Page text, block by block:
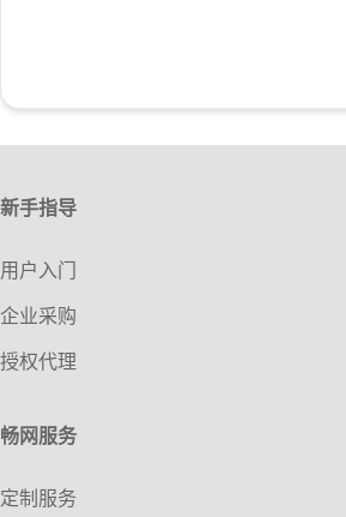
新手指导
用户入门
企业采购
授权代理
畅网服务
定制服务